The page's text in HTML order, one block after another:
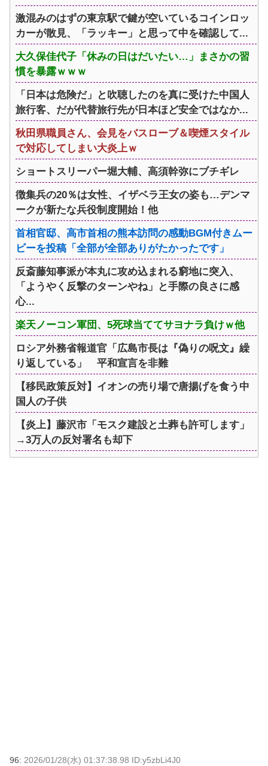
激混みのはずの東京駅で鍵が空いているコインロッ
カーが散見、「ラッキー」と思って中を確認して...
大久保佳代子「休みの日はだいたい…」まさかの習
慣を暴露ｗｗｗ
「日本は危険だ」と吹聴したのを真に受けた中国人
旅行客、だが代替旅行先が日本ほど安全ではなか...
秋田県職員さん、会見をバスローブ＆喫煙スタイル
で対応してしまい大炎上ｗ
ショートスリーパー堀大輔、高須幹弥にブチギレ
徴集兵の20％は女性、イザベラ王女の姿も…デンマ
ークが新たな兵役制度開始！他
首相官邸、高市首相の熊本訪問の感動BGM付きムー
ビーを投稿「全部が全部ありがたかったです」
反斎藤知事派が本丸に攻め込まれる窮地に突入、
「ようやく反撃のターンやね」と手際の良さに感
心...
楽天ノーコン軍団、5死球当ててサヨナラ負けｗ他
ロシア外務省報道官「広島市長は『偽りの呪文』繰
り返している」 平和宣言を非難
【移民政策反対】イオンの売り場で唐揚げを食う中
国人の子供
【炎上】藤沢市「モスク建設と土葬も許可します」
→3万人の反対署名も却下
96: 2026/01/28(水) 01:37:38.98 ID:y5zbLi4J0